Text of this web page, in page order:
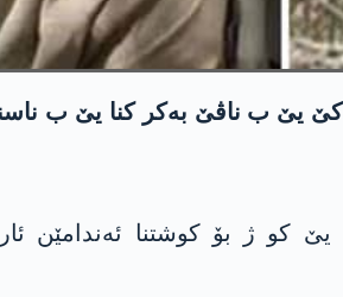
ب ناڤێ بەکر کنا یێ ب
یێ کو ژ بۆ کوشتنا ئەندامێن